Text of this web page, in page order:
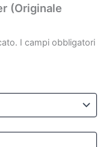
(Originale
I campi obbligatori